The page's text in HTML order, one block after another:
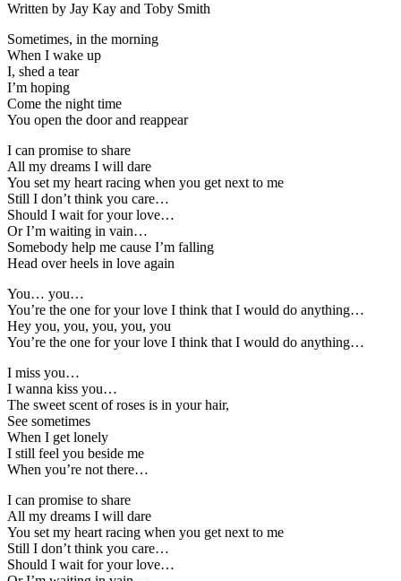
Written by Jay Kay and Toby Smith
Sometimes, in the morning
When I wake up
I, shed a tear
I’m hoping
Come the night time
You open the door and reappear
I can promise to share
All my dreams I will dare
You set my heart racing when you get next to me
Still I don’t think you care…
Should I wait for your love…
Or I’m waiting in vain…
Somebody help me cause I’m falling
Head over heels in love again
You… you…
You’re the one for your love I think that I would do anything…
Hey you, you, you, you, you
You’re the one for your love I think that I would do anything…
I miss you…
I wanna kiss you…
The sweet scent of roses is in your hair,
See sometimes
When I get lonely
I still feel you beside me
When you’re not there…
I can promise to share
All my dreams I will dare
You set my heart racing when you get next to me
Still I don’t think you care…
Should I wait for your love…